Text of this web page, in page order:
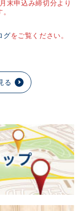
末申込み締切分より
グをご覧ください。
る